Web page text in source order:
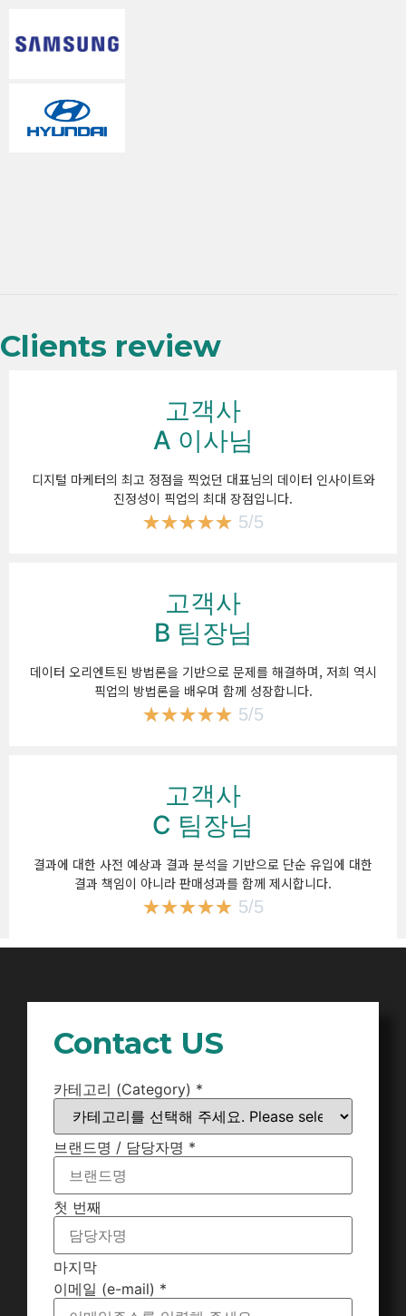
Clients review
고객사
A 이사님
디지털 마케터의 최고 정점을 찍었던 대표님의 데이터 인사이트와
진정성이 픽업의 최대 장점입니다.
☆☆☆☆☆ 5/5
고객사
B 팀장님
데이터 오리엔트된 방법론을 기반으로 문제를 해결하며, 저희 역시
픽업의 방법론을 배우며 함께 성장합니다.
★★★★★ 5/5
고객사
C 팀장님
결과에 대한 사전 예상과 결과 분석을 기반으로 단순 유입에 대한
결과 책임이 아니라 판매성과를 함께 제시합니다.
★★★★★ 5/5
Contact US
카테고리 (Category) *
브랜드명 / 담당자명 *
첫 번째
마지막
이메일 (e-mail) *